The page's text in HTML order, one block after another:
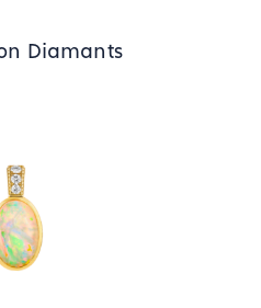
Diamants